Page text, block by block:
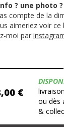
? une photo ?
compte de la
aimeriez voir ce
moi par
€
ou dès
&